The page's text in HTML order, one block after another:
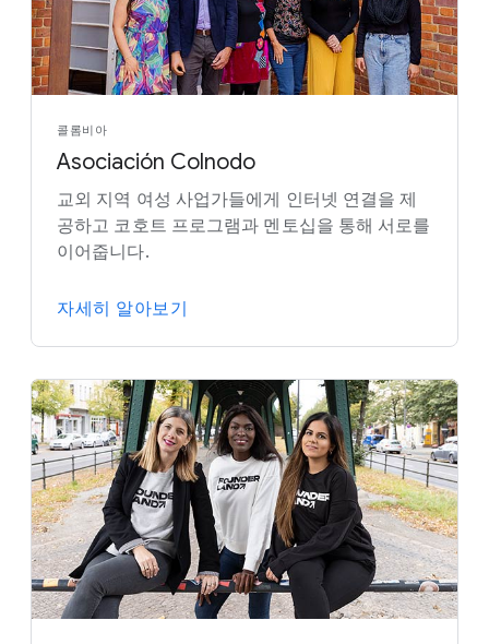
콜롬비아
Asociación Colnodo
교외 지역 여성 사업가들에게 인터넷 연결을 제
공하고 코호트 프로그램과 멘토십을 통해 서로를
이어줍니다.
자세히 알아보기